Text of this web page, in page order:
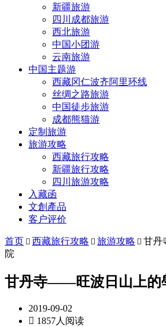
新疆旅游
四川成都旅游
西北旅游
中国小团游
云南旅游
中国主题游
西藏冈仁波齐阿里环线
丝绸之路旅游
中国徒步旅游
成都熊猫游
定制旅游
旅游攻略
西藏旅行攻略
新疆旅行攻略
四川旅游攻略
入藏函
文創產品
客户评价
首页  西藏旅行攻略  旅游攻略  甘丹
院
甘丹寺——旺波日山上的
2019-09-02
 1857人阅读